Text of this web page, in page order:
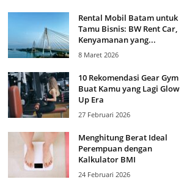
Rental Mobil Batam untuk
Tamu Bisnis: BW Rent Car,
Kenyamanan yang...
8 Maret 2026
10 Rekomendasi Gear Gym
Buat Kamu yang Lagi Glow
Up Era
27 Februari 2026
Menghitung Berat Ideal
Perempuan dengan
Kalkulator BMI
24 Februari 2026